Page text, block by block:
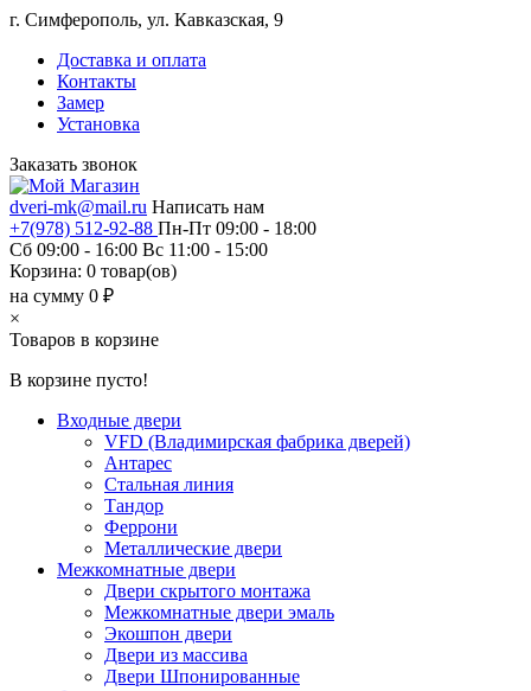
г. Симферополь, ул. Кавказская, 9
Доставка и оплата
Контакты
Замер
Установка
Заказать звонок
dveri-mk@mail.ru Написать нам
+7(978) 512-92-88 Пн-Пт 09:00 - 18:00
Сб 09:00 - 16:00 Вс 11:00 - 15:00
Корзина: 0 товар(ов)
на сумму 0 ₽
×
Товаров в корзине
В корзине пусто!
Входные двери
VFD (Владимирская фабрика дверей)
Антарес
Стальная линия
Тандор
Феррони
Металлические двери
Межкомнатные двери
Двери скрытого монтажа
Межкомнатные двери эмаль
Экошпон двери
Двери из массива
Двери Шпонированные